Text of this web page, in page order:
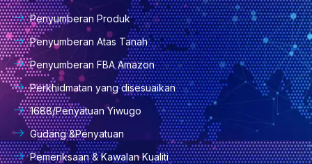
Penyumberan Produk
Penyumberan Atas Tanah
Penyumberan FBA Amazon
Perkhidmatan yang disesuaikan
1688/Penyatuan Yiwugo
Gudang &Penyatuan
Pemeriksaan & Kawalan Kualiti